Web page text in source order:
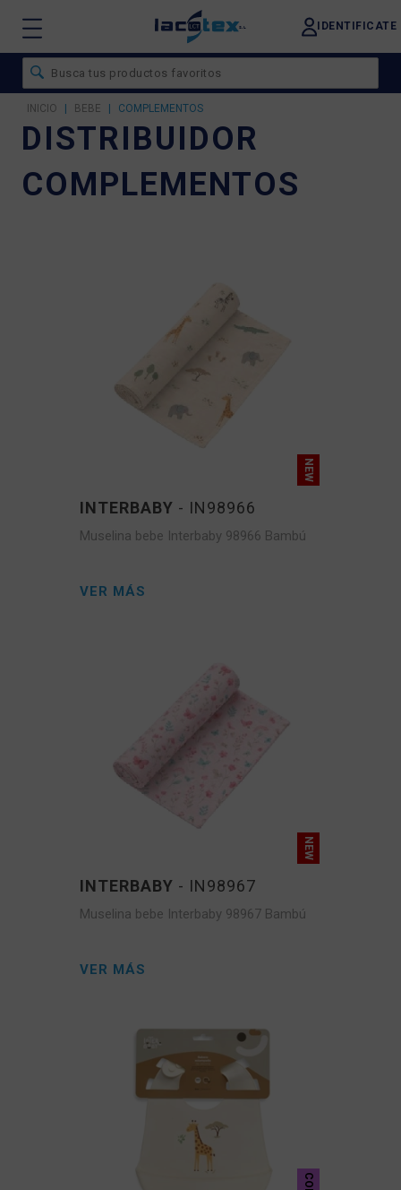
IDENTIFICATE
INICIO BEBE COMPLEMENTOS
DISTRIBUIDOR
COMPLEMENTOS
INTERBABY - IN98966
Muselina bebe Interbaby 98966 Bambú
VER MÁS
INTERBABY - IN98967
Muselina bebe Interbaby 98967 Bambú
VER MÁS